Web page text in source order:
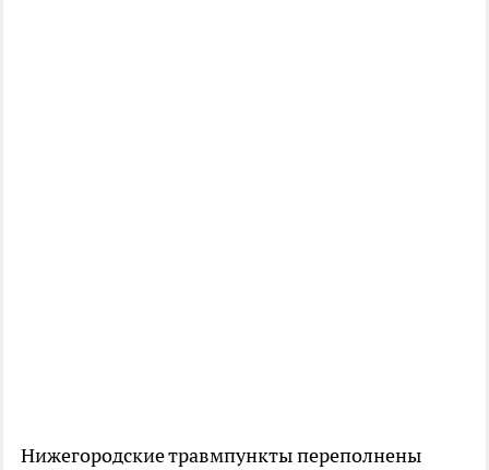
Нижегородские травмпункты переполнены